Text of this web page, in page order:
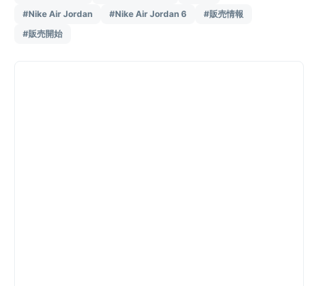
#Nike Air Jordan
#Nike Air Jordan 6
#販売情報
#販売開始